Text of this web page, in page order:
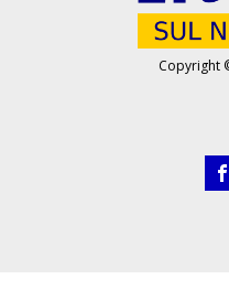
Copyright